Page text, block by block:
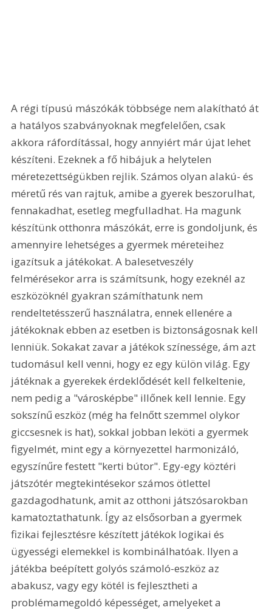
A régi típusú mászókák többsége nem alakítható át
a hatályos szabványoknak megfelelően, csak
akkora ráfordítással, hogy annyiért már újat lehet
készíteni. Ezeknek a fő hibájuk a helytelen
méretezettségükben rejlik. Számos olyan alakú- és
méretű rés van rajtuk, amibe a gyerek beszorulhat,
fennakadhat, esetleg megfulladhat. Ha magunk
készítünk otthonra mászókát, erre is gondoljunk, és
amennyire lehetséges a gyermek méreteihez
igazítsuk a játékokat. A balesetveszély
felmérésekor arra is számítsunk, hogy ezeknél az
eszközöknél gyakran számíthatunk nem
rendeltetésszerű használatra, ennek ellenére a
játékoknak ebben az esetben is biztonságosnak kell
lenniük. Sokakat zavar a játékok színessége, ám azt
tudomásul kell venni, hogy ez egy külön világ. Egy
játéknak a gyerekek érdeklődését kell felkeltenie,
nem pedig a "városképbe" illőnek kell lennie. Egy
sokszínű eszköz (még ha felnőtt szemmel olykor
giccsesnek is hat), sokkal jobban leköti a gyermek
figyelmét, mint egy a környezettel harmonizáló,
egyszínűre festett "kerti bútor". Egy-egy köztéri
játszótér megtekintésekor számos ötlettel
gazdagodhatunk, amit az otthoni játszósarokban
kamatoztathatunk. Így az elsősorban a gyermek
fizikai fejlesztésre készített játékok logikai és
ügyességi elemekkel is kombinálhatóak. Ilyen a
játékba beépített golyós számoló-eszköz az
abakusz, vagy egy kötél is fejlesztheti a
problémamegoldó képességet, amelyeket a